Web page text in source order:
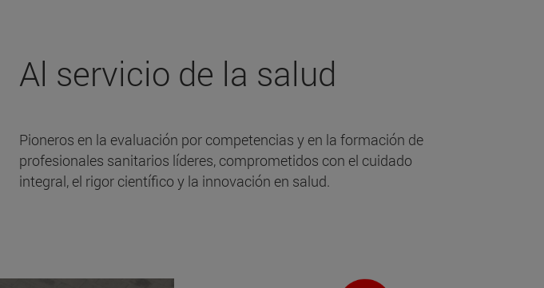
Al servicio de la salud
Pioneros en la evaluación por competencias y en la formación de
profesionales sanitarios líderes, comprometidos con el cuidado
integral, el rigor científico y la innovación en salud.